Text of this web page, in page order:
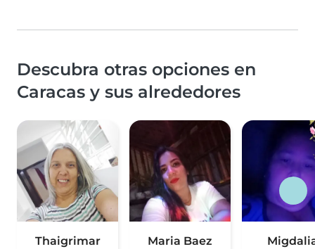
Descubra otras opciones en
Caracas y sus alrededores
Thaigrimar Maria Baez